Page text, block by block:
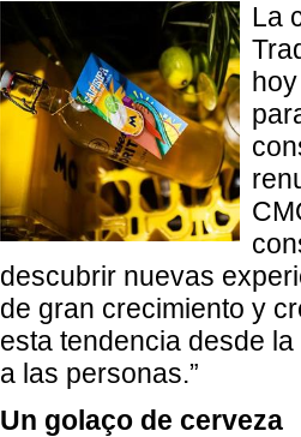
La
descubrir nuevas
de gran crecimiento y
esta tendencia desde
a las personas.”
Un golaço de cerveza